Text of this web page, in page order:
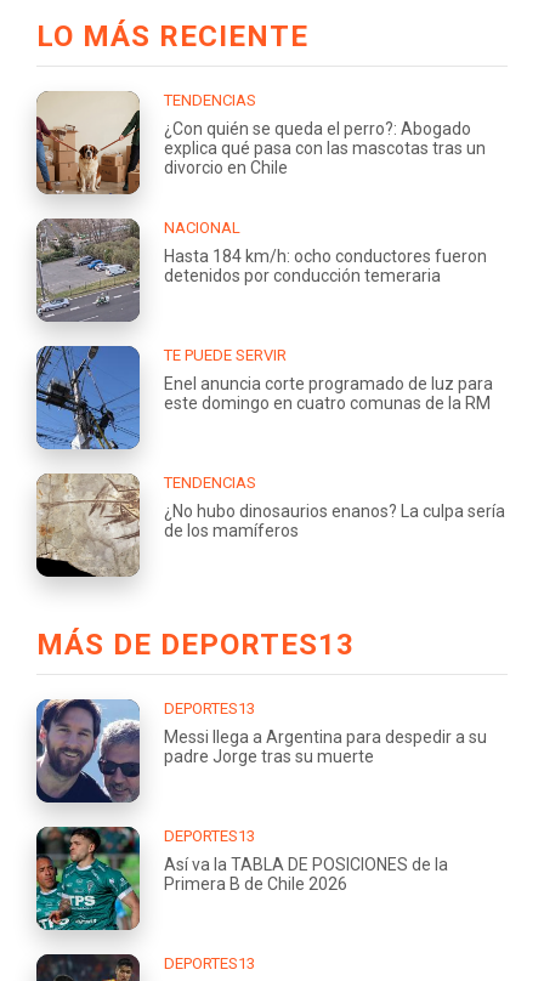
LO MÁS RECIENTE
TENDENCIAS
¿Con quién se queda el perro?: Abogado
explica qué pasa con las mascotas tras un
divorcio en Chile
NACIONAL
Hasta 184 km/h: ocho conductores fueron
detenidos por conducción temeraria
TE PUEDE SERVIR
Enel anuncia corte programado de luz para
este domingo en cuatro comunas de la RM
TENDENCIAS
¿No hubo dinosaurios enanos? La culpa sería
de los mamíferos
MÁS DE DEPORTES13
DEPORTES13
Messi llega a Argentina para despedir a su
padre Jorge tras su muerte
DEPORTES13
Así va la TABLA DE POSICIONES de la
Primera B de Chile 2026
DEPORTES13